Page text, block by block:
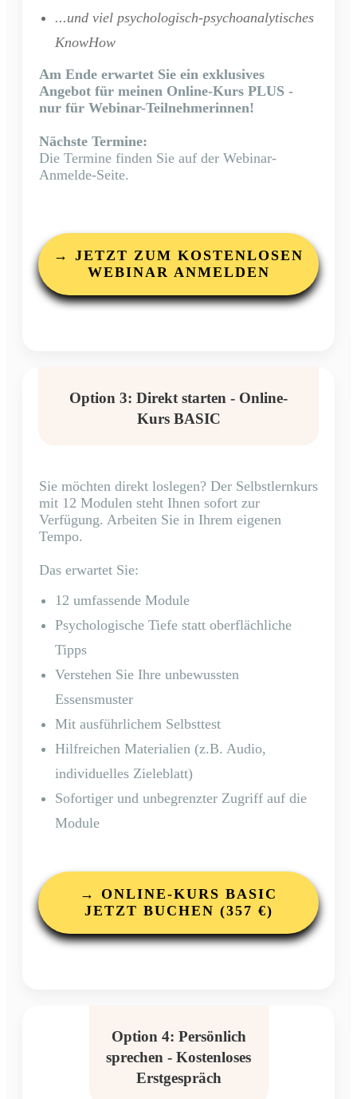
...und viel psychologisch-psychoanalytisches
KnowHow
Am Ende erwartet Sie ein exklusives
Angebot für meinen Online-Kurs PLUS -
nur für Webinar-Teilnehmerinnen!
Nächste Termine:
Die Termine finden Sie auf der Webinar-
Anmelde-Seite.
→ JETZT ZUM KOSTENLOSEN
WEBINAR ANMELDEN
Option 3: Direkt starten - Online-
Kurs BASIC
Sie möchten direkt loslegen? Der Selbstlernkurs
mit 12 Modulen steht Ihnen sofort zur
Verfügung. Arbeiten Sie in Ihrem eigenen
Tempo.
Das erwartet Sie:
12 umfassende Module
Psychologische Tiefe statt oberflächliche
Tipps
Verstehen Sie Ihre unbewussten
Essensmuster
Mit ausführlichem Selbsttest
Hilfreichen Materialien (z.B. Audio,
individuelles Zieleblatt)
Sofortiger und unbegrenzter Zugriff auf die
Module
→ ONLINE-KURS BASIC
JETZT BUCHEN (357 €)
Option 4: Persönlich
sprechen - Kostenloses
Erstgespräch